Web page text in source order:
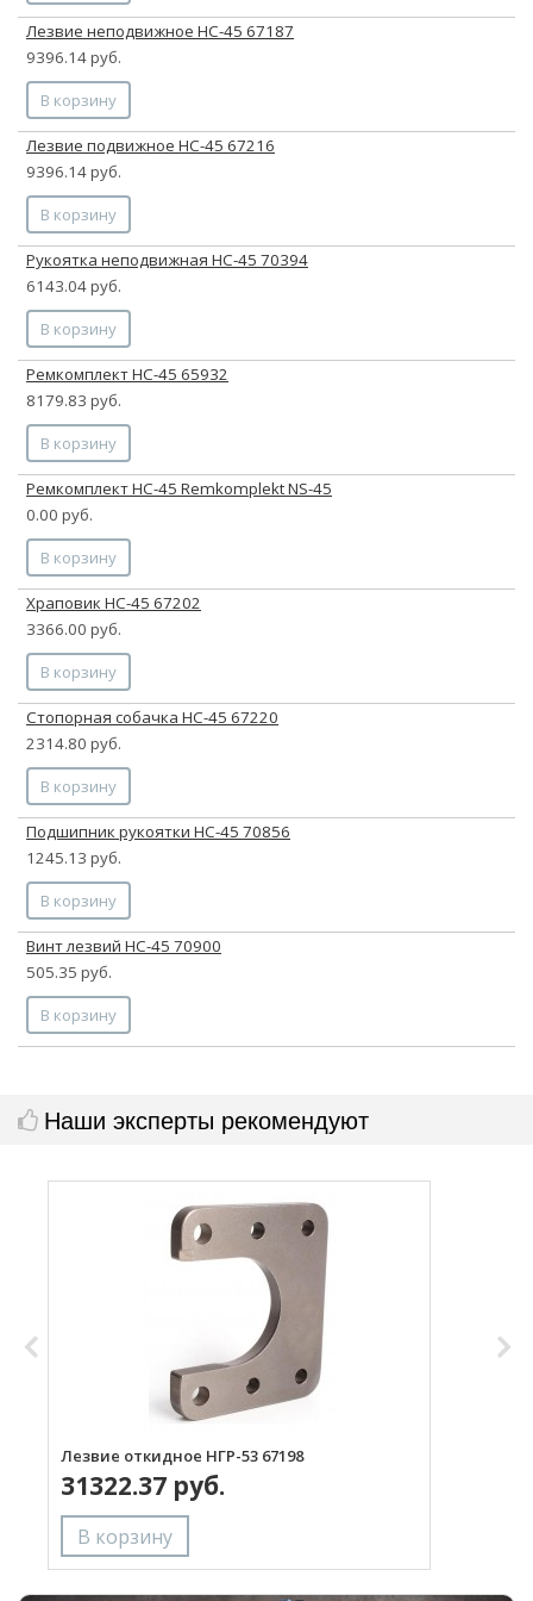
Лезвие неподвижное НС-45 67187
9396.14 руб.
В корзину
Лезвие подвижное НС-45 67216
9396.14 руб.
В корзину
Рукоятка неподвижная НС-45 70394
6143.04 руб.
В корзину
Ремкомплект НС-45 65932
8179.83 руб.
В корзину
Ремкомплект НС-45 Remkomplekt NS-45
0.00 руб.
В корзину
Храповик НС-45 67202
3366.00 руб.
В корзину
Стопорная собачка НС-45 67220
2314.80 руб.
В корзину
Подшипник рукоятки НС-45 70856
1245.13 руб.
В корзину
Винт лезвий НС-45 70900
505.35 руб.
В корзину
Наши эксперты рекомендуют
Лезвие откидное НГР-53 67198
31322.37 руб.